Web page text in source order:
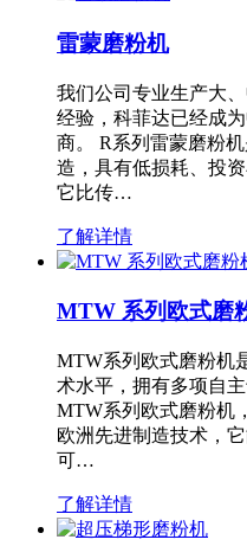
雷蒙磨粉机
我们公司专业生产大
经验，科菲达已经成
商。 R系列雷蒙磨粉
造，具有低损耗、投
它比传…
了解详情
MTW 系列欧式磨
MTW系列欧式磨粉机
术水平，拥有多项自
MTW系列欧式磨粉机
欧洲先进制造技术，
可…
了解详情